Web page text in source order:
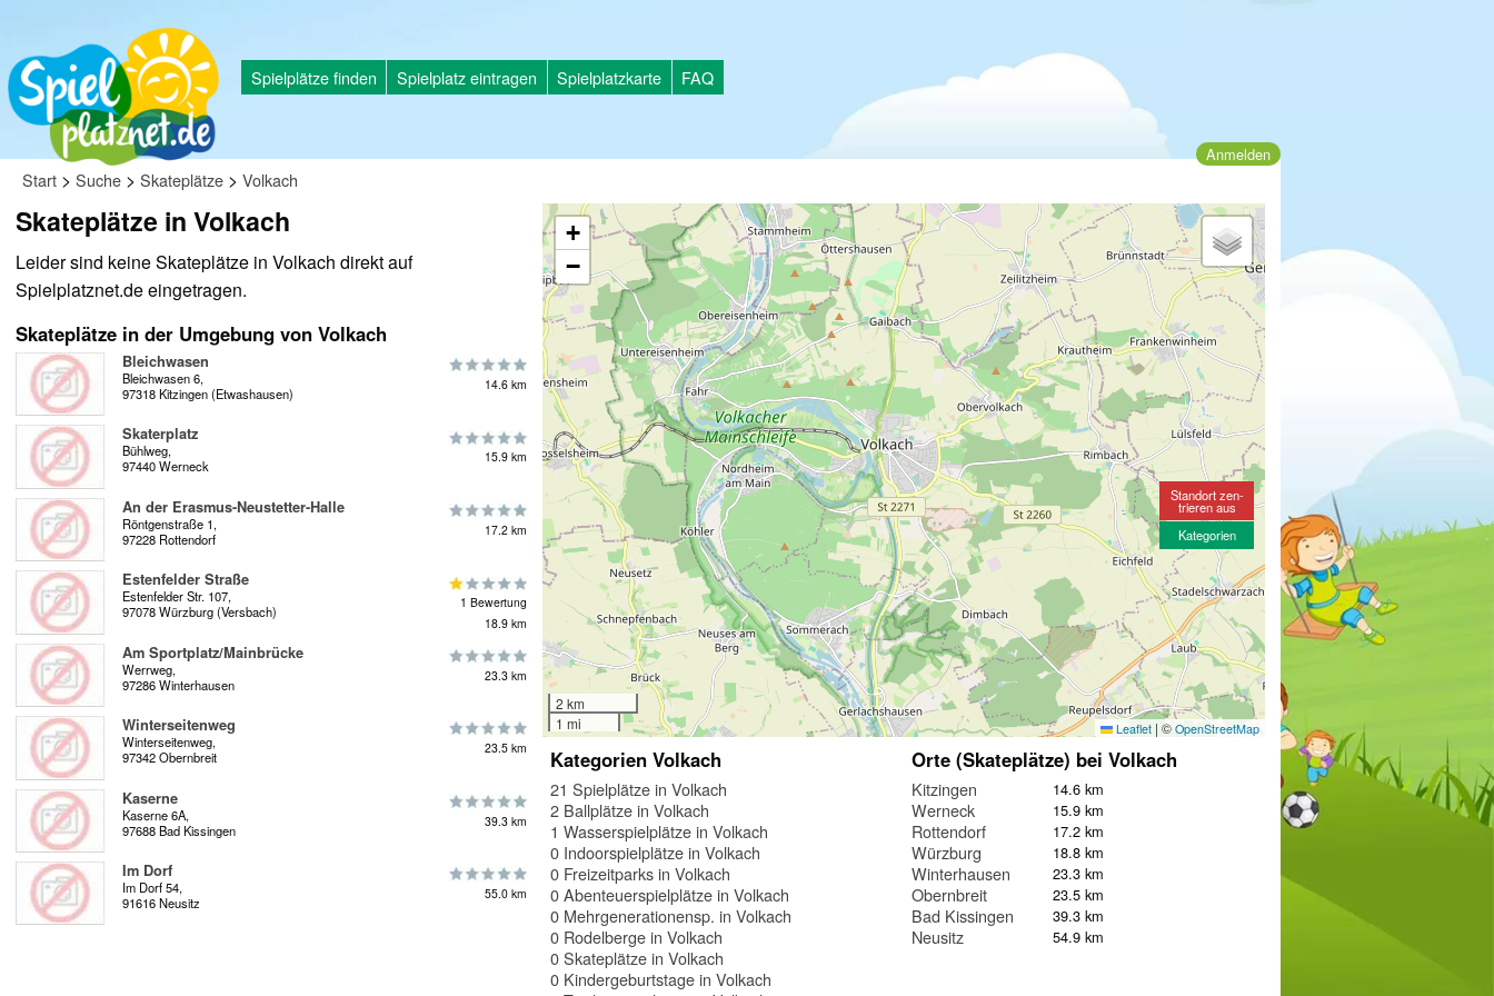
Spielplätze finden Spielplatz eintragen Spielplatzkarte FAQ
Anmelden
Start > Suche > Skateplätze > Volkach
Skateplätze in Volkach
Leider sind keine Skateplätze in Volkach direkt auf
Spielplatznet.de eingetragen.
Skateplätze in der Umgebung von Volkach
Bleichwasen
Bleichwasen 6,
97318 Kitzingen (Etwashausen)
14.6 km
Skaterplatz
Bühlweg,
97440 Werneck
15.9 km
An der Erasmus-Neustetter-Halle
Röntgenstraße 1,
97228 Rottendorf
17.2 km
Estenfelder Straße
Estenfelder Str. 107,
97078 Würzburg (Versbach)
1 Bewertung
18.9 km
Am Sportplatz/Mainbrücke
Werrweg,
97286 Winterhausen
23.3 km
Winterseitenweg
Winterseitenweg,
97342 Obernbreit
23.5 km
Kaserne
Kaserne 6A,
97688 Bad Kissingen
39.3 km
Im Dorf
Im Dorf 54,
91616 Neusitz
55.0 km
+
−
2 km
1 mi
Leaflet | © OpenStreetMap
Standort zen-
trieren aus
Kategorien
Kategorien Volkach
21 Spielplätze in Volkach
2 Ballplätze in Volkach
1 Wasserspielplätze in Volkach
0 Indoorspielplätze in Volkach
0 Freizeitparks in Volkach
0 Abenteuerspielplätze in Volkach
0 Mehrgenerationensp. in Volkach
0 Rodelberge in Volkach
0 Skateplätze in Volkach
0 Kindergeburtstage in Volkach
Orte (Skateplätze) bei Volkach
Kitzingen 14.6 km
Werneck 15.9 km
Rottendorf 17.2 km
Würzburg 18.8 km
Winterhausen 23.3 km
Obernbreit 23.5 km
Bad Kissingen 39.3 km
Neusitz 54.9 km